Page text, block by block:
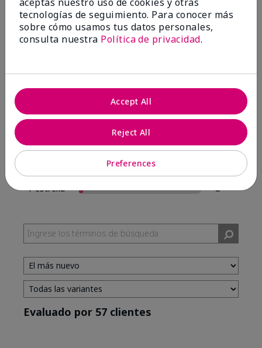
Escribir Una Opinión
3 estrellas
1
1 estrella
2
Evaluado por 57 clientes
tecnologías de seguimiento. Para conocer más
sobre cómo usamos tus datos personales,
consulta nuestra Política de privacidad.
Preferences
Reject All
Accept All